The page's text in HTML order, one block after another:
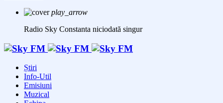
play_arrow
Radio Sky Constanta niciodată singur
Știri
Info-Util
Emisiuni
Muzical